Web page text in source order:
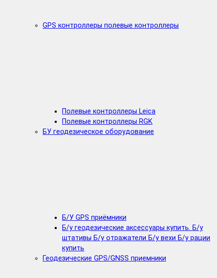
GPS контроллеры полевые контроллеры
Полевые контроллеры Leica
Полевые контроллеры RGK
БУ геодезическое оборудование
Б/У GPS приёмники
Б/у геодезические аксессуары купить. Б/у
штативы Б/у отражатели Б/у вехи Б/у рации
купить
Геодезические GPS/GNSS приемники